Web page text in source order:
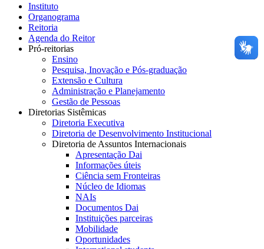
Instituto
Organograma
Reitoria
Agenda do Reitor
Pró-reitorias
Ensino
Pesquisa, Inovação e Pós-graduação
Extensão e Cultura
Administração e Planejamento
Gestão de Pessoas
Diretorias Sistêmicas
Diretoria Executiva
Diretoria de Desenvolvimento Institucional
Diretoria de Assuntos Internacionais
Apresentação Dai
Informações úteis
Ciência sem Fronteiras
Núcleo de Idiomas
NAIs
Documentos Dai
Instituições parceiras
Mobilidade
Oportunidades